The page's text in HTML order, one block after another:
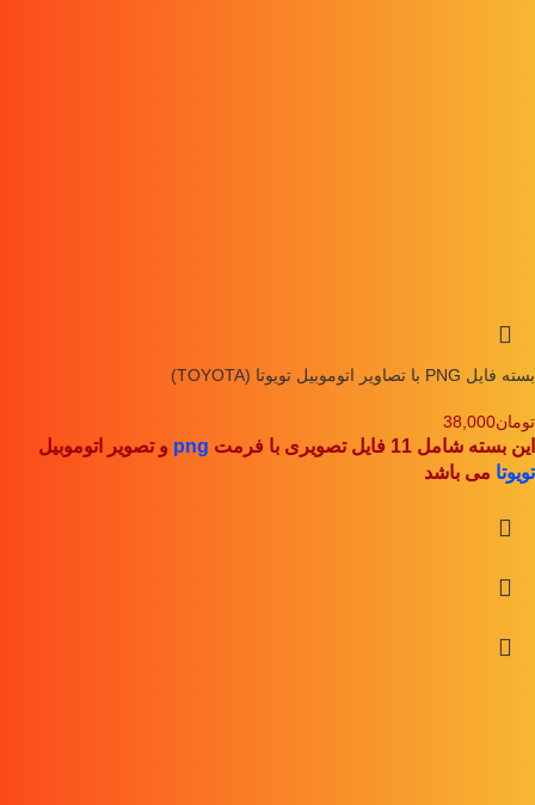
بسته فایل PNG با تصاویر اتوموبیل تویوتا (TOYOTA)
تومان38,000
این بسته شامل 11 فایل تصویری با فرمت png و تصویر اتوموبیل
تویوتا می باشد